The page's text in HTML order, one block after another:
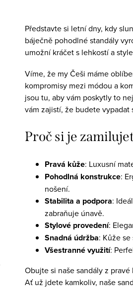
v
l
á
d
a
c
í
p
s
Představte si letní dny, kdy
báječně pohodlné standály
umožní kráčet s lehkostí a
Víme, že my Češi máme
kompromisy mezi módou a
jsou tu, aby vám poskytly to
vám zajistí, že budete
Proč si je
Pravá kůže: Luxusní
Pohodlná konstrukce:
nošení.
Stabilita a podpora:
zabraňuje únavě.
Stylové provedení:
Snadná údržba: Kůže
Všestranné využití:
Obujte si naše sandály z
Ať už jdete kamkoliv, naše